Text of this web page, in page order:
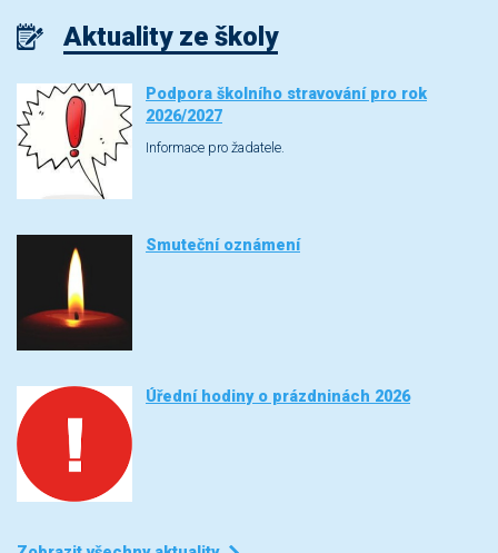
Aktuality ze školy
Podpora školního stravování pro rok
2026/2027
Informace pro žadatele.
Smuteční oznámení
Úřední hodiny o prázdninách 2026